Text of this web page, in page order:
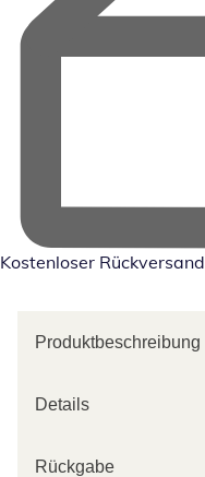
Kostenloser Rückversand
Produktbeschreibung
Details
Rückgabe